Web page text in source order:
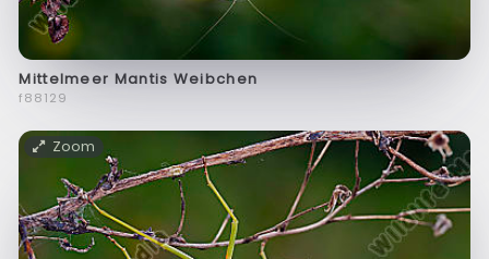
Mittelmeer Mantis Weibchen
f88129
Zoom